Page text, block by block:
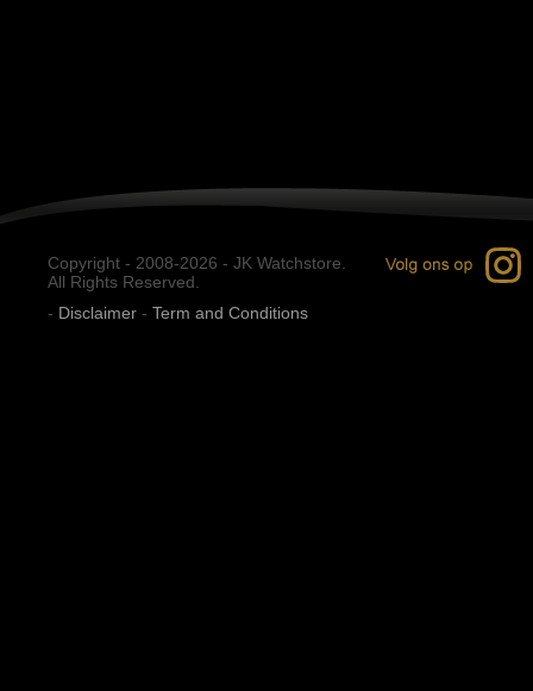
Copyright - 2008-2026 - JK Watchstore.
All Rights Reserved.
- Disclaimer - Term and Conditions